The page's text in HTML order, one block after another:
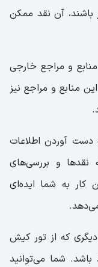
باشند، آن نقد ممکن
منابع و مراجع خارجی
منابع و مراجع نیز
دست آوردن اطلاعات
نقدها و بررسی‌های
کار به شما ایده‌ای
دیگری که از تور کیش
باشد. شما می‌توانید